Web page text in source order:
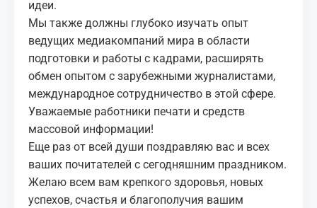
идеи.
Мы также должны глубоко изучать опыт
ведущих медиакомпаний мира в области
подготовки и работы с кадрами, расширять
обмен опытом с зарубежными журналистами,
международное сотрудничество в этой сфере.
Уважаемые работники печати и средств
массовой информации!
Еще раз от всей души поздравляю вас и всех
ваших почитателей с сегодняшним праздником.
Желаю всем вам крепкого здоровья, новых
успехов, счастья и благополучия вашим